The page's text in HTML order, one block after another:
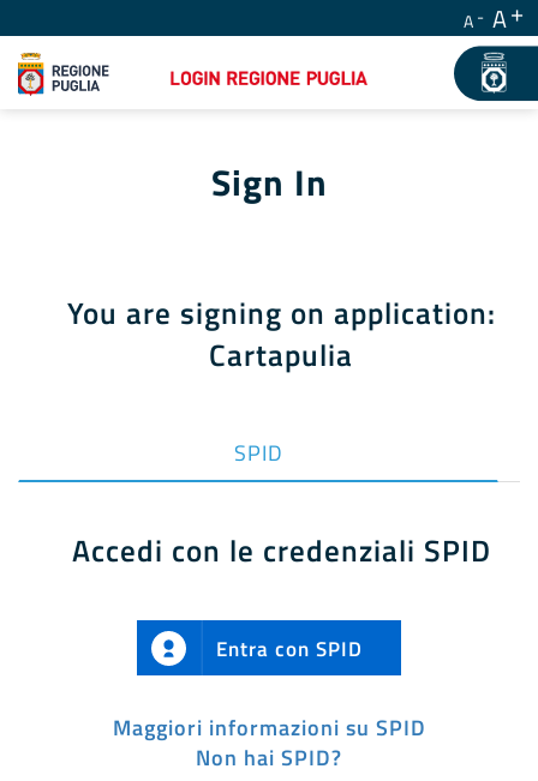
A A
Sign In
You are signing on application:
Cartapulia
SPID
Accedi con le credenziali SPID
Entra con SPID
Maggiori informazioni su SPID
Non hai SPID?